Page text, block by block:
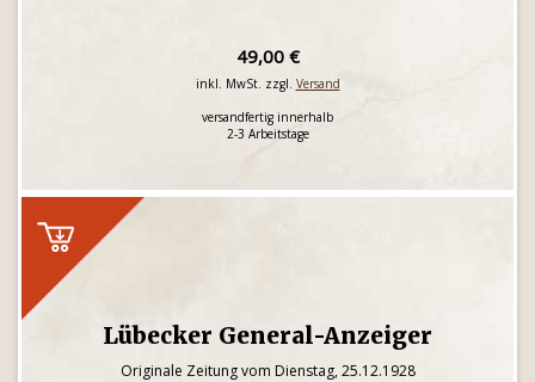
49,00 €
inkl. MwSt. zzgl. Versand
versandfertig innerhalb
2-3 Arbeitstage
Lübecker General-Anzeiger
Originale Zeitung vom Dienstag, 25.12.1928